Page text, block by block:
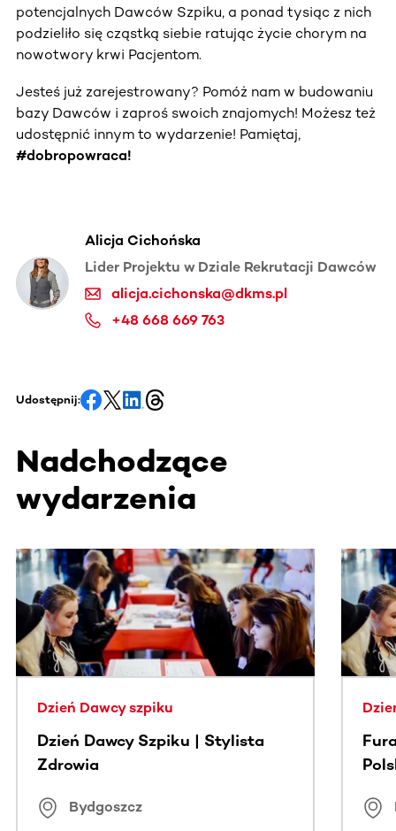
potencjalnych Dawców Szpiku, a ponad tysiąc z nich
podzieliło się cząstką siebie ratując życie chorym na
nowotwory krwi Pacjentom.
Jesteś już zarejestrowany? Pomóż nam w budowaniu
bazy Dawców i zaproś swoich znajomych! Możesz też
udostępnić innym to wydarzenie! Pamiętaj,
#dobropowraca!
Alicja Cichońska
Lider Projektu w Dziale Rekrutacji Dawców
alicja.cichonska@dkms.pl
+48 668 669 763
Udostępnij:
Nadchodzące
wydarzenia
Ta sekcja zawiera treści przewijane w poziomie. Użyj
Dzień Dawcy szpiku
Dzień Dawcy Szpiku | Stylista
Zdrowia
Bydgoszcz